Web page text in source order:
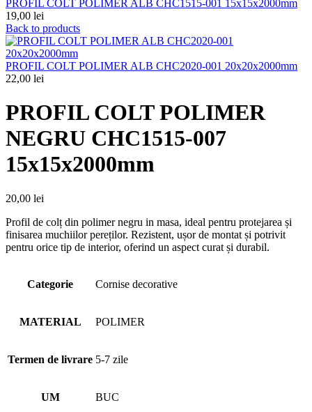
PROFIL COLT POLIMER ALB CHC1515-001 15x15x2000mm
19,00 lei
Back to products
PROFIL COLT POLIMER ALB CHC2020-001 20x20x2000mm
22,00 lei
PROFIL COLT POLIMER
NEGRU CHC1515-007
15x15x2000mm
20,00 lei
Profil de colț din polimer negru in masa, ideal pentru protejarea și
finisarea muchiilor pereților. Rezistent, ușor de montat și potrivit
pentru orice tip de interior, oferind un aspect curat și durabil.
Categorie Cornise decorative
MATERIAL POLIMER
Termen de livrare 5-7 zile
UM BUC